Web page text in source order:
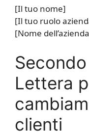
[Il tuo nome]
[Il tuo ruolo
[Nome
Lettera
clienti